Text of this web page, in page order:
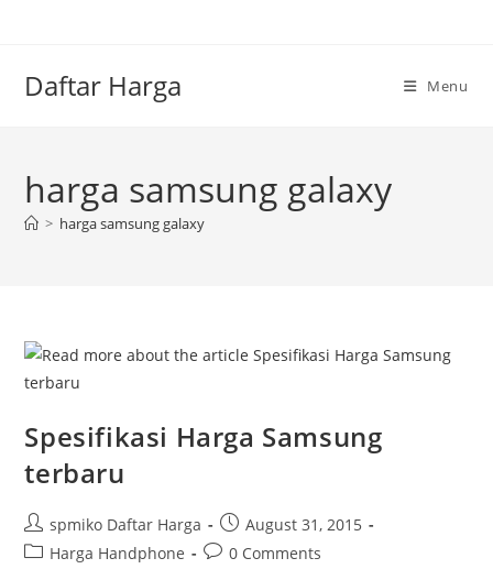
Daftar Harga Menu
harga samsung galaxy
> harga samsung galaxy
Spesifikasi Harga Samsung
terbaru
Post
author:
spmiko Daftar Harga
Post
published:
August 31, 2015
PostHarga Handphone
Post0 Comments